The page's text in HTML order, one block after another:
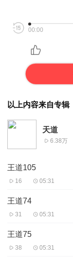
00:00
以上内容来自专辑
天道
6.38万
王道105
16 05:31
王道74
31 05:31
王道75
38 05:31